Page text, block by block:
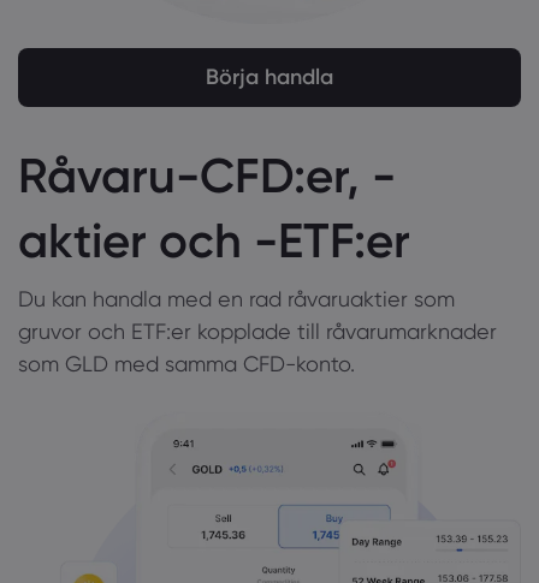
Börja handla
Råvaru-CFD:er, -
aktier och -ETF:er
Du kan handla med en rad råvaruaktier som
gruvor och ETF:er kopplade till råvarumarknader
som GLD med samma CFD-konto.